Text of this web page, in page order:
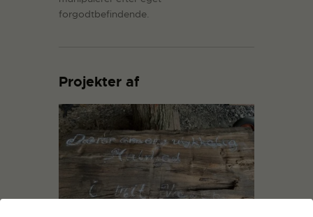
forgodtbefindende.
Projekter af